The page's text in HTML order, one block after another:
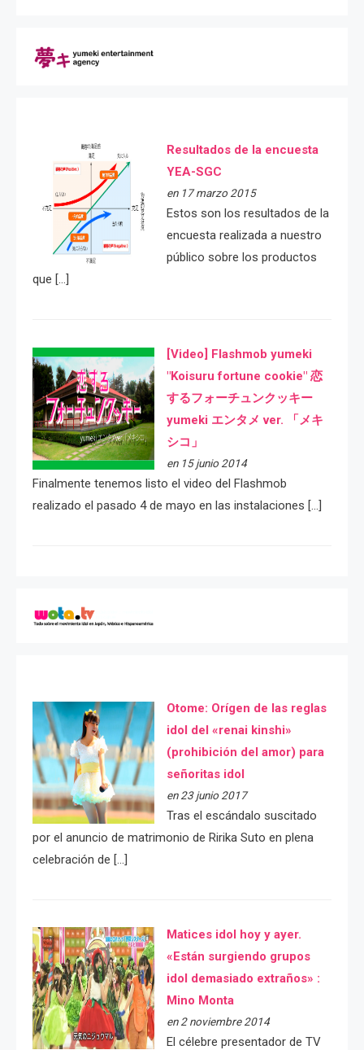
Resultados de la encuesta
YEA-SGC
en 17 marzo 2015
Estos son los resultados de la
encuesta realizada a nuestro
público sobre los productos
que […]
[Video] Flashmob yumeki
"Koisuru fortune cookie" 恋
するフォーチュンクッキー
yumeki エンタメ ver. 「メキ
シコ」
en 15 junio 2014
Finalmente tenemos listo el video del Flashmob
realizado el pasado 4 de mayo en las instalaciones […]
Otome: Orígen de las reglas
idol del «renai kinshi»
(prohibición del amor) para
señoritas idol
en 23 junio 2017
Tras el escándalo suscitado
por el anuncio de matrimonio de Ririka Suto en plena
celebración de […]
Matices idol hoy y ayer.
«Están surgiendo grupos
idol demasiado extraños» :
Mino Monta
en 2 noviembre 2014
El célebre presentador de TV